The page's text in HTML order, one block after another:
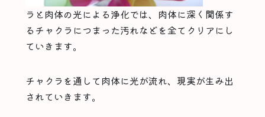
ラと肉体の光による浄化では、肉体に深く関係す
るチャクラにつまった汚れなどを全てクリアにし
ていきます。
チャクラを通して肉体に光が流れ、現実が生み出
されていきます。